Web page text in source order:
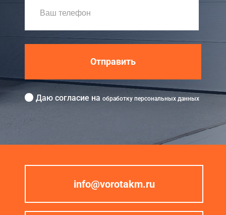
Отправить
Даю согласие на обработку персональных данных
info@vorotakm.ru